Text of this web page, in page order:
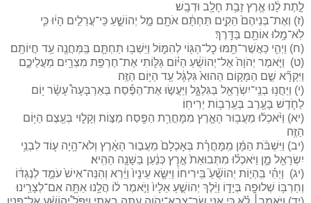
לָ֣תֶת לָ֔נוּ אֶ֛רֶץ זָבַ֥ת חָלָ֖ב וּדְבָֽשׁ׃
(ז) וְאֶת־בְּנֵיהֶם֙ הֵקִ֣ים תַּחְתָּ֔ם אֹתָ֖ם מָ֣ל יְהוֹשֻׁ֑עַ כִּֽי־עֲרֵלִ֣ים הָי֔וּ כִּ֛י
לֹֽא־מָ֥לוּ אוֹתָ֖ם בַּדָּֽרֶךְ׃
(ח) וַיְהִ֛י כַּאֲשֶׁר־תַּ֥מּוּ כׇל־הַגּ֖וֹי לְהִמּ֑וֹל וַיֵּשְׁב֥וּ תַחְתָּ֛ם בַּֽמַּחֲנֶ֖ה עַ֥ד חֲיוֹתָֽם׃
(ט) וַיֹּ֤אמֶר יְהֹוָה֙ אֶל־יְהוֹשֻׁ֔עַ הַיּ֗וֹם גַּלּ֛וֹתִי אֶת־חֶרְפַּ֥ת מִצְרַ֖יִם מֵעֲלֵיכֶ֑ם
וַיִּקְרָ֞א שֵׁ֣ם הַמָּק֤וֹם הַהוּא֙ גִּלְגָּ֔ל עַ֖ד הַיּ֥וֹם הַזֶּֽה׃
(י) וַיַּחֲנ֥וּ בְנֵֽי־יִשְׂרָאֵ֖ל בַּגִּלְגָּ֑ל וַיַּעֲשׂ֣וּ אֶת־הַפֶּ֡סַח בְּאַרְבָּעָה֩ עָשָׂ֨ר י֥וֹם
לַחֹ֛דֶשׁ בָּעֶ֖רֶב בְּעַֽרְב֥וֹת יְרִיחֽוֹ׃
(יא) וַיֹּ֨אכְל֜וּ מֵעֲב֥וּר הָאָ֛רֶץ מִמׇּחֳרַ֥ת הַפֶּ֖סַח מַצּ֣וֹת וְקָל֑וּי בְּעֶ֖צֶם הַיּ֥וֹם
הַזֶּֽה׃
(יב) וַיִּשְׁבֹּ֨ת הַמָּ֜ן מִֽמׇּחֳרָ֗ת בְּאׇכְלָם֙ מֵעֲב֣וּר הָאָ֔רֶץ וְלֹא־הָ֥יָה ע֛וֹד לִבְנֵ֥י
יִשְׂרָאֵ֖ל מָ֑ן וַיֹּאכְל֗וּ מִתְּבוּאַת֙ אֶ֣רֶץ כְּנַ֔עַן בַּשָּׁנָ֖ה הַהִֽיא׃
(יג) וַיְהִ֗י בִּֽהְי֣וֹת יְהוֹשֻׁ֘עַ֮ בִּֽירִיחוֹ֒ וַיִּשָּׂ֤א עֵינָיו֙ וַיַּ֔רְא וְהִנֵּה־אִישׁ֙ עֹמֵ֣ד לְנֶגְדּ֔וֹ
וְחַרְבּ֥וֹ שְׁלוּפָ֖ה בְּיָד֑וֹ וַיֵּ֨לֶךְ יְהוֹשֻׁ֤עַ אֵלָיו֙ וַיֹּ֣אמֶר ל֔וֹ הֲלָ֥נוּ אַתָּ֖ה אִם־לְצָרֵֽינוּ׃